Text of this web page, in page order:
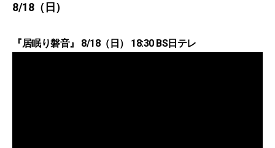
8/18（日）
『居眠り磐音』 8/18（日） 18:30 BS日テレ